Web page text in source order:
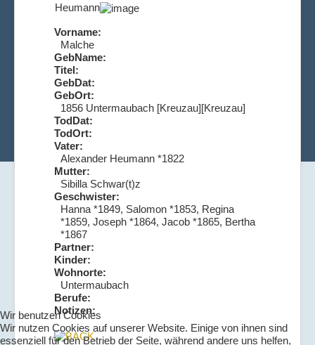
Heumann
Vorname:
Malche
GebName:
Titel:
GebDat:
GebOrt:
1856 Untermaubach [Kreuzau][Kreuzau]
TodDat:
TodOrt:
Vater:
Alexander Heumann *1822
Mutter:
Sibilla Schwar(t)z
Geschwister:
Hanna *1849, Salomon *1853, Regina
*1859, Joseph *1864, Jacob *1865, Bertha
*1867
Partner:
Kinder:
Wohnorte:
Untermaubach
Berufe:
Notizen:
Wir benutzen Cookies
Wir nutzen Cookies auf unserer Website. Einige von ihnen sind
essenziell für den Betrieb der Seite, während andere uns helfen,